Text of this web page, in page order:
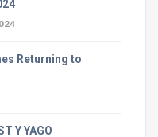
Returning to
Y YAGO